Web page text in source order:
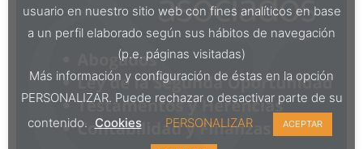
usuario en nuestro sitio web con fines analíticos en base
a un perfil elaborado según sus hábitos de navegación
(p.e. páginas visitadas)
Más información y configuración de éstas en la opción
PERSONALIZAR. Puede rechazar o desactivar parte de su
contenido. Cookies PERSONALIZAR ACEPTAR